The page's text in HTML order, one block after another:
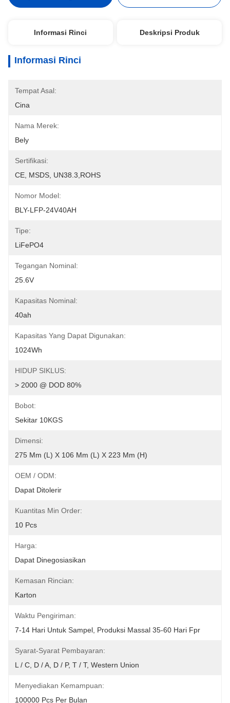
Informasi Rinci Deskripsi Produk
Informasi Rinci
Tempat Asal:
Cina
Nama Merek:
Bely
Sertifikasi:
CE, MSDS, UN38.3,ROHS
Nomor Model:
BLY-LFP-24V40AH
Tipe:
LiFePO4
Tegangan Nominal:
25.6V
Kapasitas Nominal:
40ah
Kapasitas Yang Dapat Digunakan:
1024Wh
HIDUP SIKLUS:
> 2000 @ DOD 80%
Bobot:
Sekitar 10KGS
Dimensi:
275 Mm (L) X 106 Mm (L) X 223 Mm (H)
OEM / ODM:
Dapat Ditolerir
Kuantitas Min Order:
10 Pcs
Harga:
Dapat Dinegosiasikan
Kemasan Rincian:
Karton
Waktu Pengiriman:
7-14 Hari Untuk Sampel, Produksi Massal 35-60 Hari Fpr
Syarat-Syarat Pembayaran:
L / C, D / A, D / P, T / T, Western Union
Menyediakan Kemampuan:
100000 Pcs Per Bulan